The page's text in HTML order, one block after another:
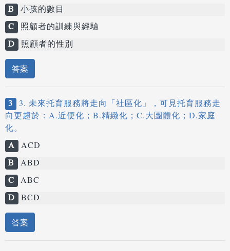
B 小孩的數目
C 照顧者的訓練與經驗
D 照顧者的性別
答案
3 3. 未來托育服務將走向「社區化」，可見托育服務走
向更趨於：A.近便化；B.精緻化；C.大團體化；D.家庭
化。
A ACD
B ABD
C ABC
D BCD
答案